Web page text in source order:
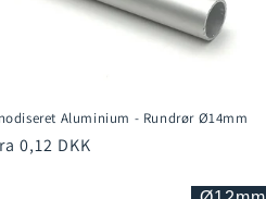
Aluminium - Rundrør Ø14mm
0,12 DKK